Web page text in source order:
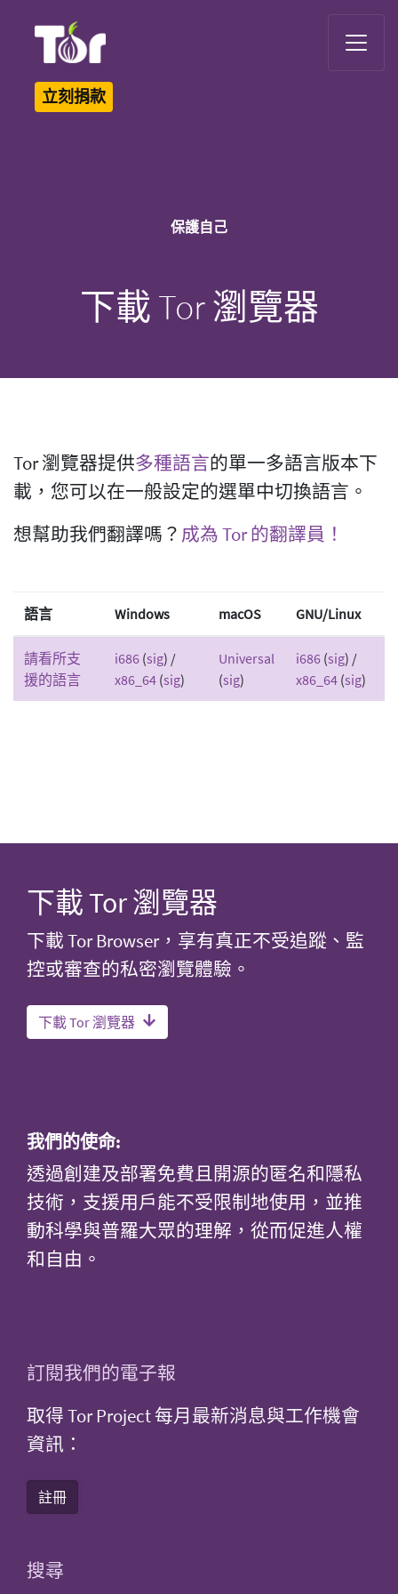
立刻捐款
保護自己
下載 Tor 瀏覽器
Tor 瀏覽器提供多種語言的單一多語言版本下
載，您可以在一般設定的選單中切換語言。
想幫助我們翻譯嗎？ 成為 Tor 的翻譯員！
語言 Windows macOS GNU/Linux
請看所支
援的語言
i686 (sig) /
x86_64 (sig)
Universal
(sig)
i686 (sig) /
x86_64 (sig)
下載 Tor 瀏覽器
下載 Tor Browser，享有真正不受追蹤、監
控或審查的私密瀏覽體驗。
下載 Tor 瀏覽器
我們的使命:
透過創建及部署免費且開源的匿名和隱私
技術，支援用戶能不受限制地使用，並推
動科學與普羅大眾的理解，從而促進人權
和自由。
訂閱我們的電子報
取得 Tor Project 每月最新消息與工作機會
資訊：
註冊
搜尋